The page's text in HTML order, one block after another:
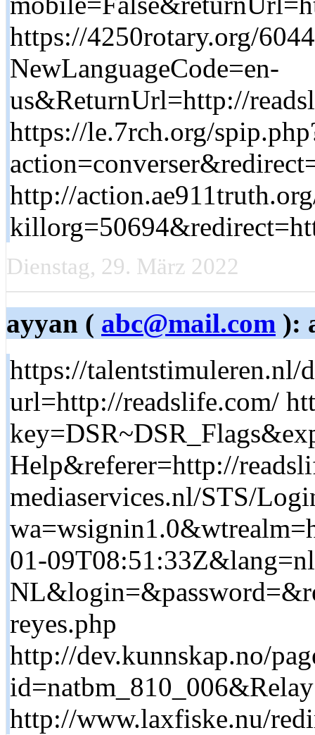
https://4250rotary.org/
NewLanguageCode=en-
us&ReturnUrl=http://
https://le.7rch.org/
http://
Dienstag, 29. März 2022
ayyan ( abc@mail.com ):
https://talentstimuleren.nl/
url=http://readslife.com/
Help&referer=http://
mediaservices.nl/STS/
01-
reyes.php
http://dev.kunnskap.no/
http://www.laxfiske.nu/